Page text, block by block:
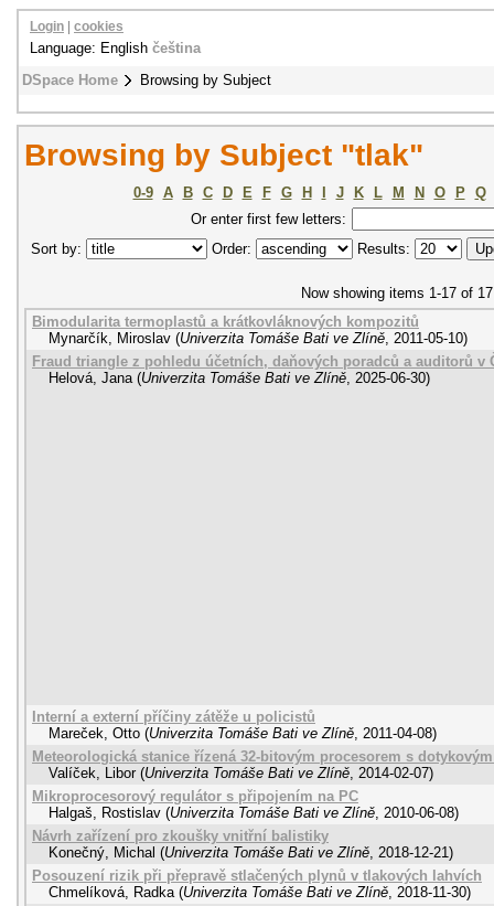
DSpace Home Browsing by Subject
Login cookies
Language: English čeština
Browsing by Subject "tlak"
0-9 A B C D E F G H J K L M N O P
Q
Or enter first few letters:
Sort by:
Order: Results:
Now showing items 1-17 of 17
Bimodularita termoplastů a krátkovláknových kompozitů
Mynarčík, Miroslav (Univerzita Tomáše Bati ve Zlíně, 2011-05-10)
Fraud triangle z pohledu účetních, daňových poradců a auditorů v
Helová, Jana (Univerzita Tomáše Bati ve Zlíně, 2025-06-30)
Interní a externí příčiny zátěže u policistů
Mareček, Otto (Univerzita Tomáše Bati ve Zlíně, 2011-04-08)
Meteorologická stanice řízená 32-bitovým procesorem s
Valíček, Libor (Univerzita Tomáše Bati ve Zlíně, 2014-02-07)
Mikroprocesorový regulátor s připojením na PC
Halgaš, Rostislav (Univerzita Tomáše Bati ve Zlíně, 2010-06-08)
Návrh zařízení pro zkoušky vnitřní balistiky
Konečný, Michal (Univerzita Tomáše Bati ve Zlíně, 2018-12-21)
Posouzení rizik při přepravě stlačených plynů v tlakových lahvích
Chmelíková, Radka (Univerzita Tomáše Bati ve Zlíně, 2018-11-30)